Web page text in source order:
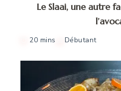
Le Slaai, une autre
20 mins Débutant